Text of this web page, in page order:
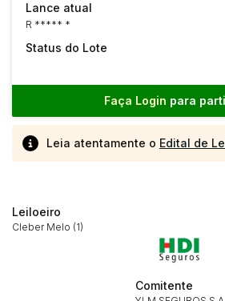
Lance atual
R ***** *
Status do Lote
Faça Login para
Leia atentamente o Edital de
Leiloeiro
Cleber Melo (1)
Comitente